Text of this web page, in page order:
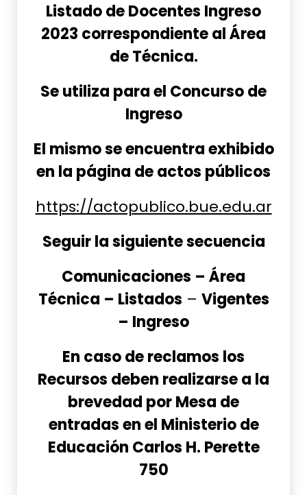
Listado de Docentes Ingreso
2023 correspondiente al Área
de Técnica.
Se utiliza para el Concurso de
Ingreso
El mismo se encuentra exhibido
en la página de actos públicos
https://actopublico.bue.edu.ar
Seguir la siguiente secuencia
Comunicaciones – Área
Técnica – Listados – Vigentes
– Ingreso
En caso de reclamos los
Recursos deben realizarse a la
brevedad por Mesa de
entradas en el Ministerio de
Educación Carlos H. Perette
750